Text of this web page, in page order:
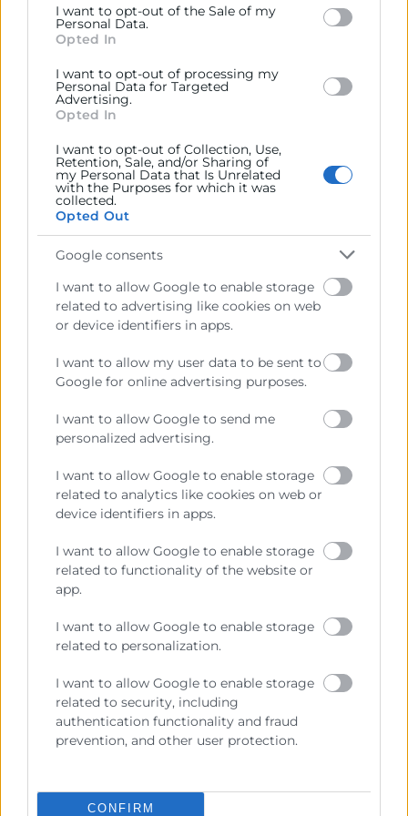
below specified purposes in below Google consent
section.
I want to opt-out of the Sale of my
Personal Data.
Opted In
I want to opt-out of processing my
Personal Data for Targeted
Advertising.
Opted In
I want to opt-out of Collection, Use,
Retention, Sale, and/or Sharing of
my Personal Data that Is Unrelated
with the Purposes for which it was
collected.
Opted Out
Google consents
I want to allow Google to enable storage
related to advertising like cookies on web
or device identifiers in apps.
I want to allow my user data to be sent to
Google for online advertising purposes.
I want to allow Google to send me
personalized advertising.
I want to allow Google to enable storage
related to analytics like cookies on web or
device identifiers in apps.
I want to allow Google to enable storage
related to functionality of the website or
app.
I want to allow Google to enable storage
related to personalization.
I want to allow Google to enable storage
related to security, including
authentication functionality and fraud
prevention, and other user protection.
CONFIRM
Sede Central de Cámara Valencia (C/ Poeta Querol, 15,
46002 Valencia)
La Cámara de València no se hace responsable de las
informaciones que los solicitantes hayan podido recibir por vías
distintas a esta convocatoria oficial o a través de la Cámara de
La Cámara de Comercio de València es la entidad convocante de
las ayudas de la presente convocatoria y no colabora con
contempladas en el programa.
Cámara València es una corporación de derecho público,
colaboradora de las Administraciones Públicas, dedicada a:
Prestar servicios a las empresas.
Representar, promocionar y defender los intereses
generales del comercio, la industria y la navegación.
delegar las Administraciones Públicas.